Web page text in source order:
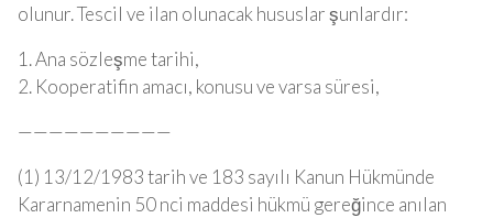
olunur. Tescil ve ilan olunacak hususlar şunlardır:
1. Ana sözleşme tarihi,
2. Kooperatifin amacı, konusu ve varsa süresi,
——————————
(1) 13/12/1983 tarih ve 183 sayılı Kanun Hükmünde
Kararnamenin 50 nci maddesi hükmü gereğince anılan